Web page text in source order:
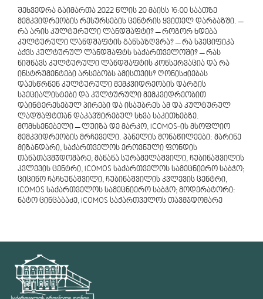
შეხვედრა გაიმართა 2022 წლის 20 მაისს 16:00 საათზე
მემკვიდრეობის რესურსების ცენტრის ყვითელ დარბაზში. –
რა არის კულტურული ლანდშაფტი? – როგორ ხდება
კულტურული ლანდშაფტის განსაზღვრა? – რა სპეციფიკა
აქვს კულტურულ ლანდშაფტს საქართველოში? – რას
ნიშნავს კულტურული ლანდშაფტის კონსერვაცია და რა
ინსტრუმენტები არსებობს ამისთვის? ღონისძიებას
დაესწრნენ კულტურული მემკვიდრეობის დარგის
სპეციალისტები და კულტურული მემკვიდრეობით
დაინტერესებულ პირები და ისაუბრეს ამ და კულტურულ
ლადშაფტთან დაკავშირებულ სხვა საკითხებზე.
მომხსენებელი – ლუიზა დე მარკო, ICOMOS-ის მსოფლიო
მემკვიდრეობის მრჩეველი. პანელის მონაწილეები: მარინე
მიზანდარი, საქართველოს ეროვნული ფონდის
თანათავმჯდომარე; მანანა სურამელაშვილი, ჩუბინაშვილის
კვლევის ცენტრი, ICOMOS საქართველოს სამეცნიერო საბჭო;
ციცინო ჩაჩხუნაშვილი, ჩუბინაშვილის კვლევის ცენტრი,
ICOMOS საქართველოს სამეცნიერო საბჭო; მოდერატორი:
ნატო ცინცაბაძე, ICOMOS საქართველოს თავმჯდომარე